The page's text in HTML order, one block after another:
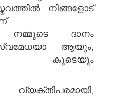
നിങ്ങളോട്
നമ്മുടെ ദാനം
ആയും,
കൂടെയും